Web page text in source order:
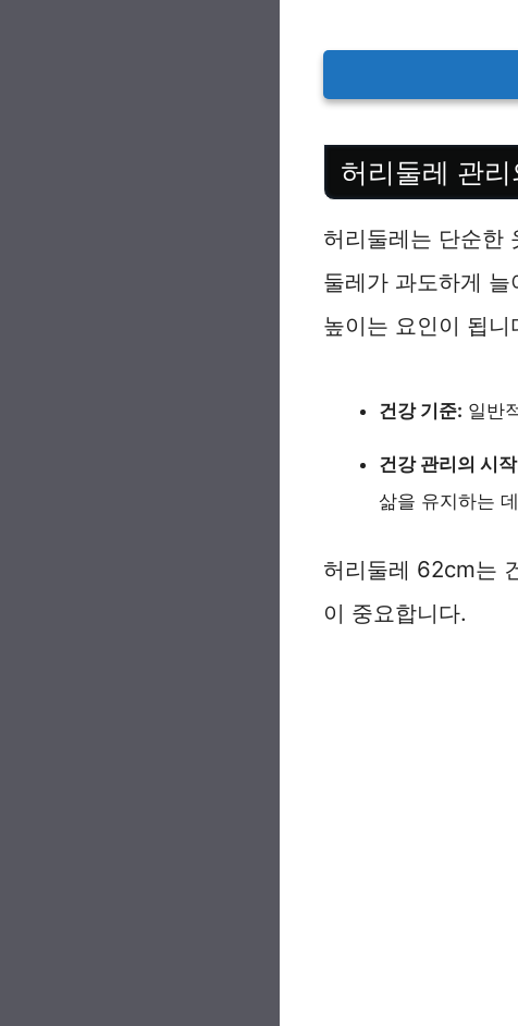
허리둘레 관리
허리둘레는 단순한
둘레가 과도하게
높이는 요인이 됩니
건강 기준: 일반
건강 관리의 시
삶을 유지하는
허리둘레 62cm는
이 중요합니다.